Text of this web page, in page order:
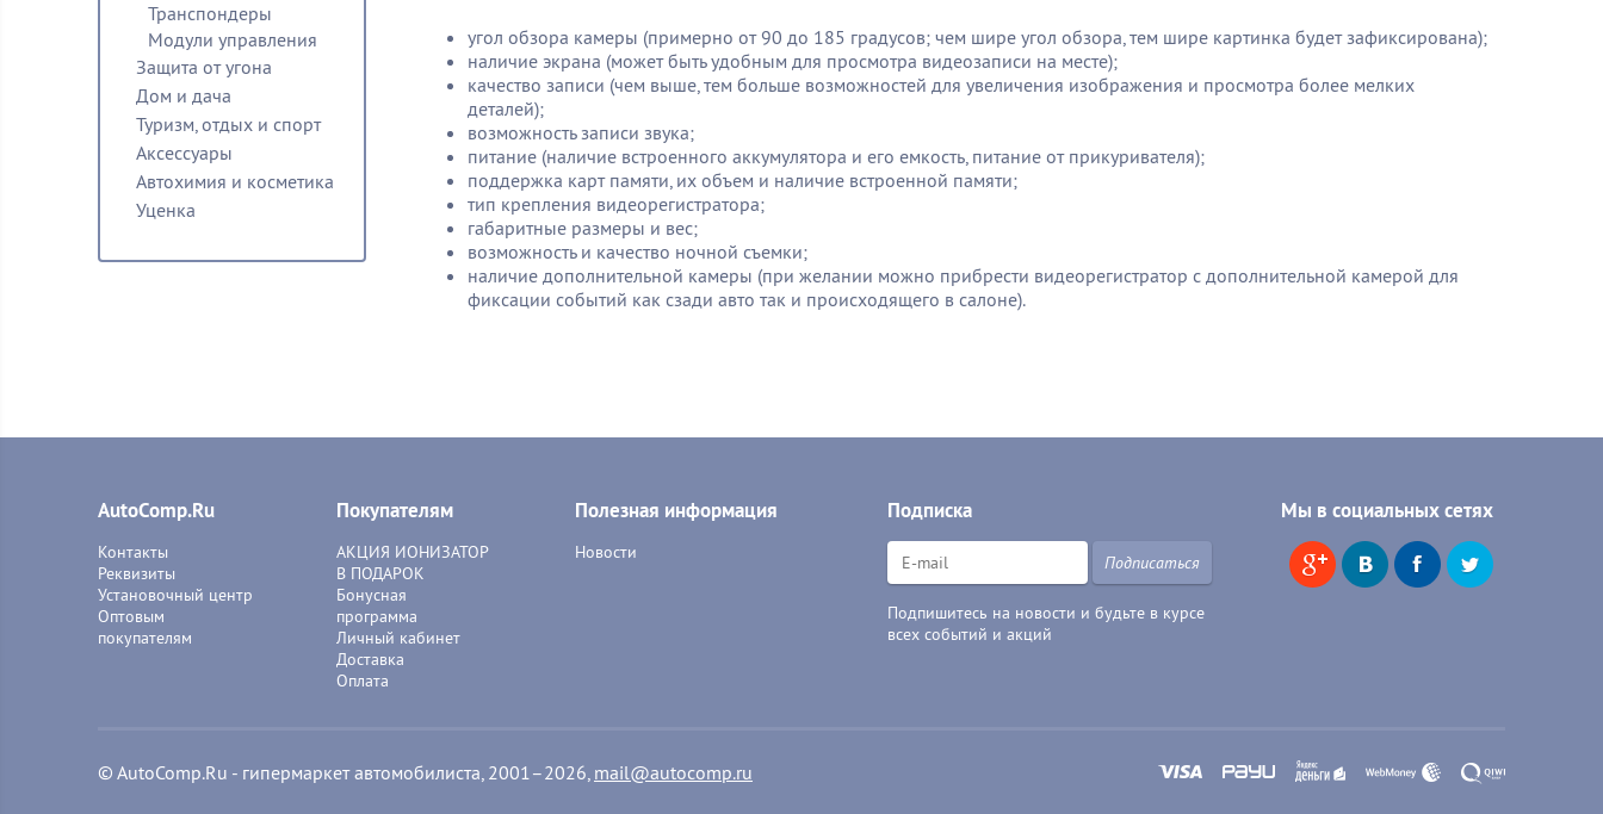
угол обзора камеры (примерно от 90 до 185 градусов; чем шире угол обзора, тем шире картинка будет зафиксирована);
наличие экрана (может быть удобным для просмотра видеозаписи на месте);
качество записи (чем выше, тем больше возможностей для увеличения изображения и просмотра более мелких
деталей);
возможность записи звука;
питание (наличие встроенного аккумулятора и его емкость, питание от прикуривателя);
поддержка карт памяти, их объем и наличие встроенной памяти;
тип крепления видеорегистратора;
габаритные размеры и вес;
возможность и качество ночной cъемки;
наличие дополнительной камеры (при желании можно прибрести видеорегистратор с дополнительной камерой для
фиксации событий как сзади авто так и происходящего в салоне).
Транспондеры
Модули управления
Защита от угона
Дом и дача
Туризм, отдых и спорт
Аксессуары
Автохимия и косметика
Уценка
AutoComp.Ru
Контакты
Реквизиты
Установочный центр
Оптовым
покупателям
Покупателям
АКЦИЯ ИОНИЗАТОР
В ПОДАРОК
Бонусная
программа
Личный кабинет
Доставка
Оплата
Полезная информация
Новости
Подписка
Подписаться
Подпишитесь на новости и будьте в курсе
всех событий и акций
Мы в социальных сетях
© AutoComp.Ru - гипермаркет автомобилиста, 2001–2026, mail@autocomp.ru